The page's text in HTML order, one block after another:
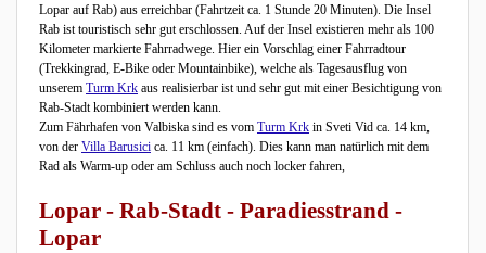
Lopar auf Rab) aus erreichbar (Fahrtzeit ca. 1 Stunde 20 Minuten). Die Insel
Rab ist touristisch sehr gut erschlossen. Auf der Insel existieren mehr als 100
Kilometer markierte Fahrradwege. Hier ein Vorschlag einer Fahrradtour
(Trekkingrad, E-Bike oder Mountainbike), welche als Tagesausflug von
unserem Turm Krk aus realisierbar ist und sehr gut mit einer Besichtigung von
Rab-Stadt kombiniert werden kann.
Zum Fährhafen von Valbiska sind es vom Turm Krk in Sveti Vid ca. 14 km,
von der Villa Barusici ca. 11 km (einfach). Dies kann man natürlich mit dem
Rad als Warm-up oder am Schluss auch noch locker fahren,
Lopar - Rab-Stadt - Paradiesstrand -
Lopar